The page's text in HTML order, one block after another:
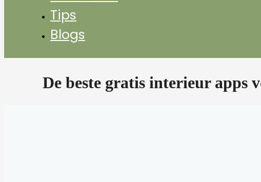
Tips
Blogs
De beste gratis interieur apps